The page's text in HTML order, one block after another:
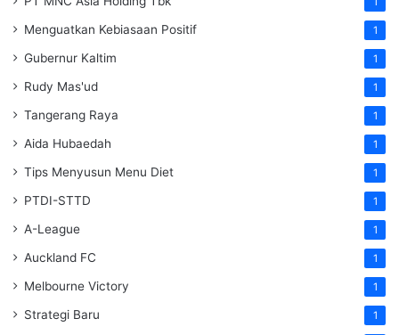
Menguatkan Kebiasaan Positif 1
Gubernur Kaltim 1
Rudy Mas'ud 1
Tangerang Raya 1
Aida Hubaedah 1
Tips Menyusun Menu Diet 1
PTDI-STTD 1
A-League 1
Auckland FC 1
Melbourne Victory 1
Strategi Baru 1